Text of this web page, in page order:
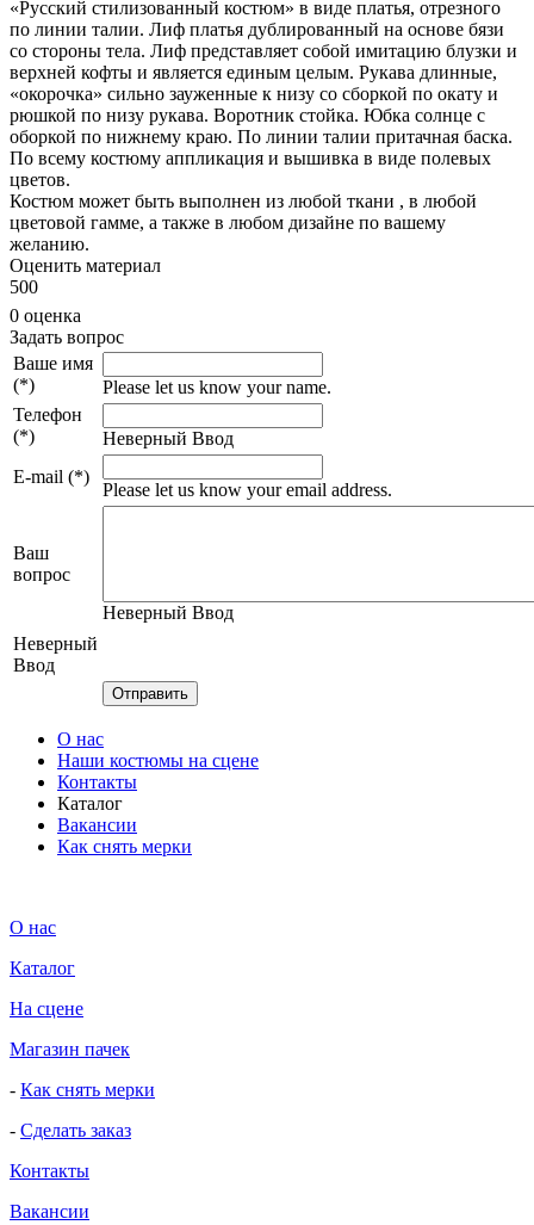
«Русский стилизованный костюм» в виде платья, отрезного
по линии талии. Лиф платья дублированный на основе бязи
со стороны тела. Лиф представляет собой имитацию блузки и
верхней кофты и является единым целым. Рукава длинные,
«окорочка» сильно зауженные к низу со сборкой по окату и
рюшкой по низу рукава. Воротник стойка. Юбка солнце с
оборкой по нижнему краю. По линии талии притачная баска.
По всему костюму аппликация и вышивка в виде полевых
цветов.
Костюм может быть выполнен из любой ткани , в любой
цветовой гамме, а также в любом дизайне по вашему
желанию.
Оценить материал
500
0 оценка
Задать вопрос
Ваше имя
(*)
Please let us know your name.
Телефон
(*)
Неверный Ввод
E-mail (*)
Please let us know your email address.
Ваш
вопрос
Неверный Ввод
Неверный
Ввод
О нас
Наши костюмы на сцене
Контакты
Каталог
Вакансии
Как снять мерки
О нас
Каталог
На сцене
Магазин пачек
- Как снять мерки
- Сделать заказ
Контакты
Вакансии